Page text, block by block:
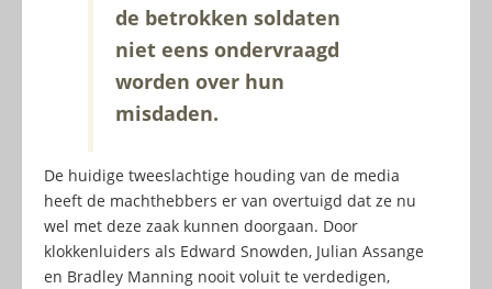
de betrokken soldaten
niet eens ondervraagd
worden over hun
misdaden.
De huidige tweeslachtige houding van de media
heeft de machthebbers er van overtuigd dat ze nu
wel met deze zaak kunnen doorgaan. Door
klokkenluiders als Edward Snowden, Julian Assange
en Bradley Manning nooit voluit te verdedigen,